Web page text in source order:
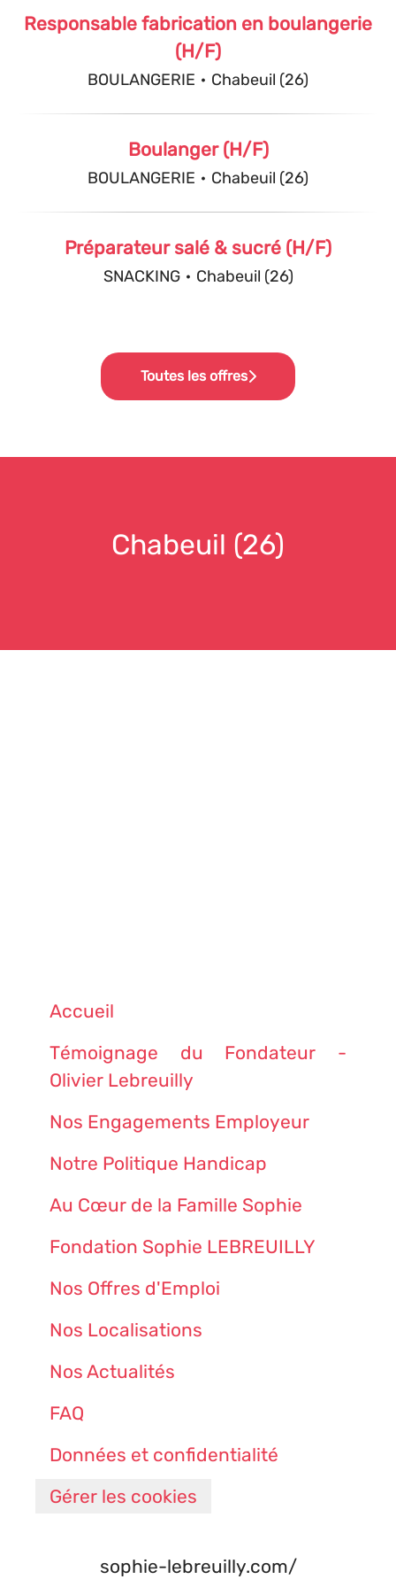
Responsable fabrication en boulangerie
(H/F)
BOULANGERIE · Chabeuil (26)
Boulanger (H/F)
BOULANGERIE · Chabeuil (26)
Préparateur salé & sucré (H/F)
SNACKING · Chabeuil (26)
Toutes les offres
Chabeuil (26)
Accueil
Témoignage du Fondateur -
Olivier Lebreuilly
Nos Engagements Employeur
Notre Politique Handicap
Au Cœur de la Famille Sophie
Fondation Sophie LEBREUILLY
Nos Offres d'Emploi
Nos Localisations
Nos Actualités
FAQ
Données et confidentialité
Gérer les cookies
sophie-lebreuilly.com/